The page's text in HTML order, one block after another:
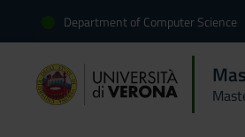
Department of Computer Science